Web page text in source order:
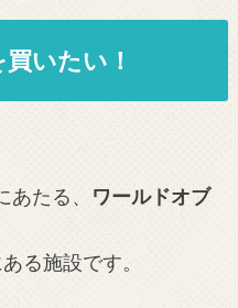
いたい！
たる、 ワールドオブ
る施設です。